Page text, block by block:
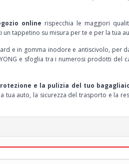
online rispecchia le maggiori
un tappetino su misura per te e per la tua
e in gomma inodore e antiscivolo, per
e sfoglia tra i numerosi prodotti del
e la pulizia del tuo
tua auto, la sicurezza del trasporto e la